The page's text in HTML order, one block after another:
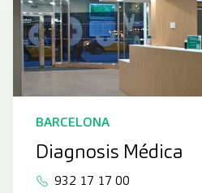
BARCELONA
Diagnosis Médica
932 17 17 00